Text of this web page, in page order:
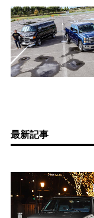
最新記事